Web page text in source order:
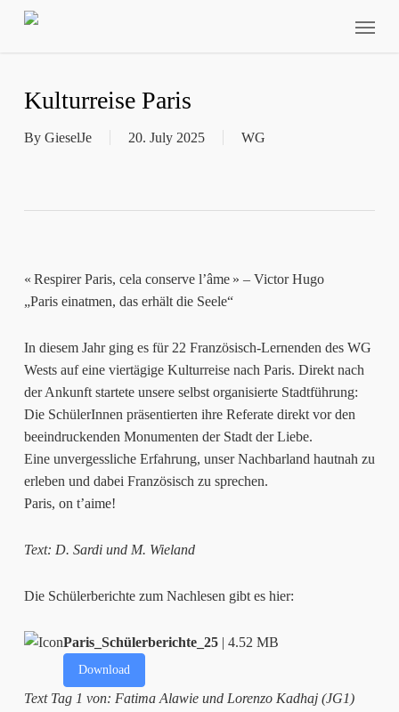
Skip
Kulturreise Paris
By GieselJe 20. July 2025 WG
« Respirer Paris, cela conserve l’âme » – Victor Hugo
„Paris einatmen, das erhält die Seele“
In diesem Jahr ging es für 22 Französisch-Lernenden des WG
Wests auf eine vier­tägige Kulturreise nach Paris. Direkt nach
der Ankunft startete unsere selbst organisierte Stadtführung:
Die SchülerInnen präsentierten ihre Referate direkt vor den
beeindruckenden Monumenten der Stadt der Liebe.
Eine unvergessliche Erfahrung, unser Nachbarland hautnah zu
erleben und dabei Französisch zu sprechen.
Paris, on t’aime!
Text: D. Sardi und M. Wieland
Die Schülerberichte zum Nachlesen gibt es hier:
Paris_Schülerberichte_25| 4.52 MB
Download
Text Tag 1 von: Fatima Alawie und Lorenzo Kadhaj (JG1)